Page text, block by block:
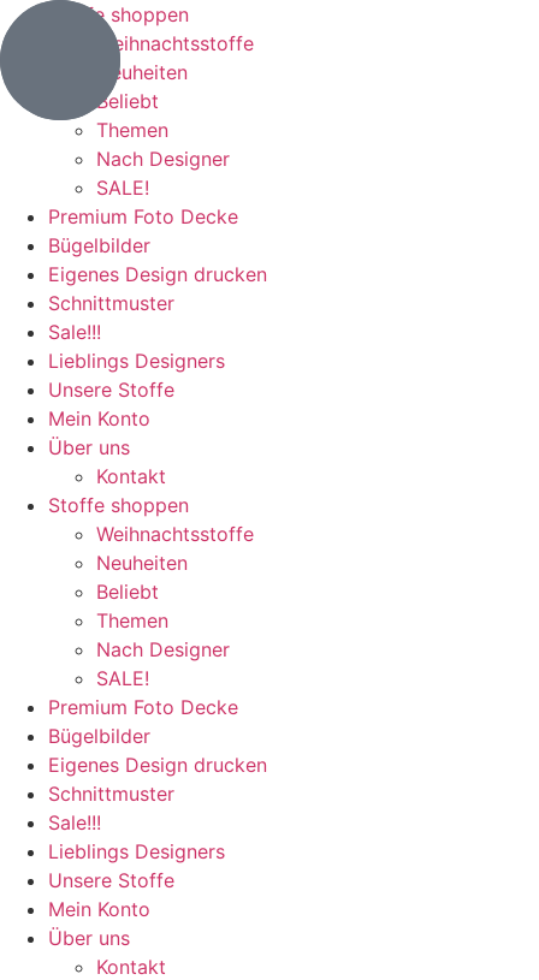
Stoffe shoppen
Weihnachtsstoffe
Neuheiten
Beliebt
Themen
Nach Designer
SALE!
Premium Foto Decke
Bügelbilder
Eigenes Design drucken
Schnittmuster
Sale!!!
Lieblings Designers
Unsere Stoffe
Mein Konto
Über uns
Kontakt
Stoffe shoppen
Weihnachtsstoffe
Neuheiten
Beliebt
Themen
Nach Designer
SALE!
Premium Foto Decke
Bügelbilder
Eigenes Design drucken
Schnittmuster
Sale!!!
Lieblings Designers
Unsere Stoffe
Mein Konto
Über uns
Kontakt